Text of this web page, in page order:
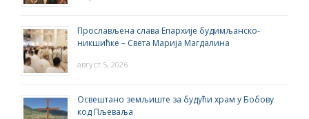
Прослављена слава Епархије будимљанско-
никшићке – Света Марија Магдалина
август 5, 2026
Освештано земљиште за будући храм у Бобову
код Пљеваља